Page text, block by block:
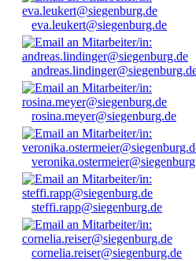
eva.leukert@siegenburg.de
rosina.meyer@siegenburg.de
steffi.rapp@siegenburg.de
cornelia.reiser@siegenburg.de